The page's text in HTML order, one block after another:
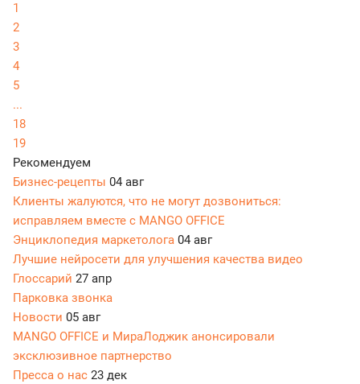
1
2
3
4
5
...
18
19
Рекомендуем
Бизнес-рецепты 04 авг
Клиенты жалуются, что не могут дозвониться:
исправляем вместе с MANGO OFFICE
Энциклопедия маркетолога 04 авг
Лучшие нейросети для улучшения качества видео
Глоссарий 27 апр
Парковка звонка
Новости 05 авг
MANGO OFFICE и МираЛоджик анонсировали
эксклюзивное партнерство
Пресса о нас 23 дек